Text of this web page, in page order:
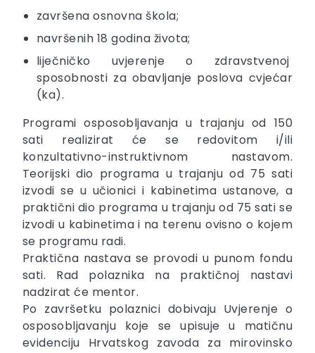
završena osnovna škola;
navršenih 18 godina života;
liječničko uvjerenje o zdravstvenoj
sposobnosti za obavljanje poslova cvjećar
(ka).
Programi osposobljavanja u trajanju od 150
sati realizirat će se redovitom i/ili
konzultativno-instruktivnom nastavom.
Teorijski dio programa u trajanju od 75 sati
izvodi se u učionici i kabinetima ustanove, a
praktični dio programa u trajanju od 75 sati se
izvodi u kabinetima i na terenu ovisno o kojem
se programu radi.
Praktična nastava se provodi u punom fondu
sati. Rad polaznika na praktičnoj nastavi
nadzirat će mentor.
Po završetku polaznici dobivaju Uvjerenje o
osposobljavanju koje se upisuje u matičnu
evidenciju Hrvatskog zavoda za mirovinsko